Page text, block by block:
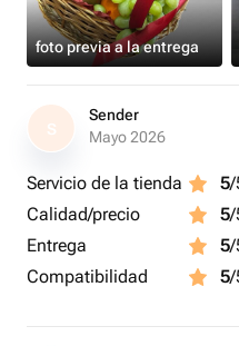
foto previa a la entrega
S
Sender
Mayo 2026
Servicio de la tienda 5/
Calidad/precio
5/
Entrega
5/
Compatibilidad
5/